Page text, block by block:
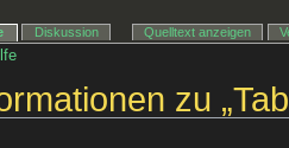
zu
Diskussion Quelltext anzeigen